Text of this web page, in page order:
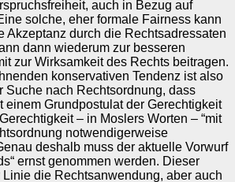
auch in Bezug auf
solche, eher formale Fairness kann
Akzeptanz durch die Rechtsadressaten
dann wiederum zur besseren
zur Wirksamkeit des Rechts beitragen.
konservativen Tendenz ist also
Suche nach Rechtsordnung, dass
einem Grundpostulat der Gerechtigkeit
– in Moslers Worten – “mit
notwendigerweise
deshalb muss der aktuelle Vorwurf
ernst genommen werden. Dieser
Linie die Rechtsanwendung, aber auch